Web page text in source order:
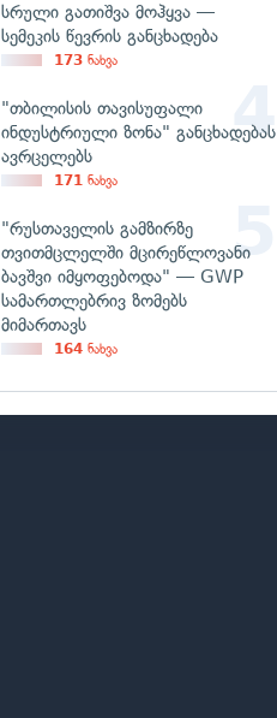
სრული გათიშვა მოჰყვა —
სემეკის წევრის განცხადება
173 ნახვა
"თბილისის თავისუფალი
ინდუსტრიული ზონა" განცხადებას
ავრცელებს
171 ნახვა
"რუსთაველის გამზირზე
თვითმცლელში მცირეწლოვანი
ბავშვი იმყოფებოდა" — GWP
სამართლებრივ ზომებს
მიმართავს
164 ნახვა